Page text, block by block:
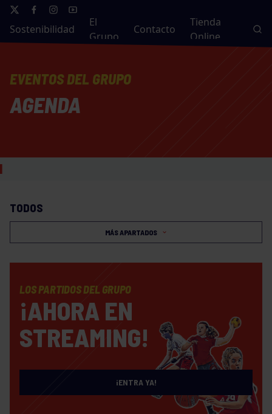
Sostenibilidad
El
Grupo
Contacto
Tienda
Online
EVENTOS DEL GRUPO
AGENDA
TODOS
MÁS APARTADOS
LOS PARTIDOS DEL GRUPO
¡AHORA EN
STREAMING!
¡ENTRA YA!